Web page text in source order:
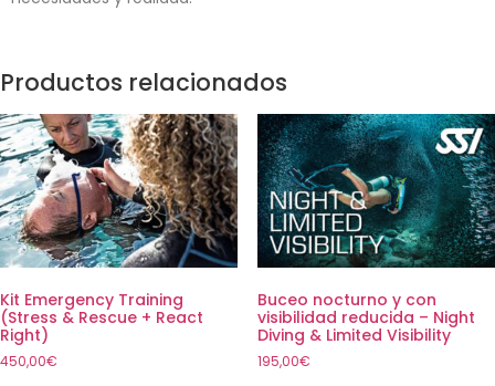
Productos relacionados
Kit Emergency Training
(Stress & Rescue + React
Right)
450,00€
Buceo nocturno y con
visibilidad reducida – Night
Diving & Limited Visibility
195,00€